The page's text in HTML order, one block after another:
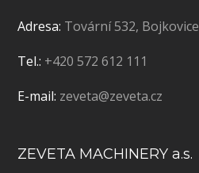
Adresa: Tovární 532, Bojkovice
Tel.: +420 572 612 111
E-mail: zeveta@zeveta.cz
ZEVETA MACHINERY a.s.